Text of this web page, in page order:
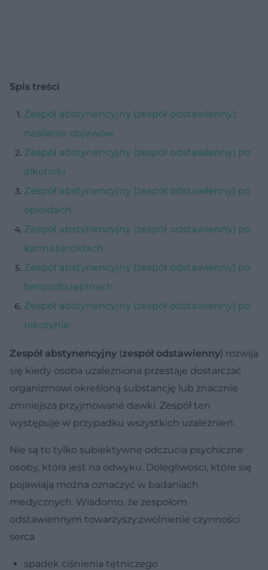
Spis treści
Zespół abstynencyjny (zespół odstawienny):
nasilenie objawów
Zespół abstynencyjny (zespół odstawienny) po
alkoholu
Zespół abstynencyjny (zespół odstawienny) po
opioidach
Zespół abstynencyjny (zespół odstawienny) po
kannabinoidach
Zespół abstynencyjny (zespół odstawienny) po
benzodiazepinach
Zespół abstynencyjny (zespół odstawienny) po
nikotynie
Zespół abstynencyjny (zespół odstawienny) rozwija
się kiedy osoba uzależniona przestaje dostarczać
organizmowi określoną substancję lub znacznie
zmniejsza przyjmowane dawki. Zespół ten
występuje w przypadku wszystkich uzależnień.
Nie są to tylko subiektywne odczucia psychiczne
osoby, która jest na odwyku. Dolegliwości, które się
pojawiają można oznaczyć w badaniach
medycznych. Wiadomo, że zespołom
odstawiennym towarzyszy:zwolnienie czynności
serca
spadek ciśnienia tętniczego